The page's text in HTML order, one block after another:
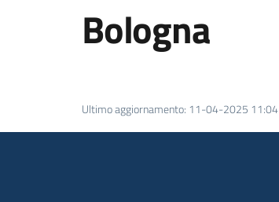
Bologna
Ultimo aggiornamento: 11-04-2025 11:04